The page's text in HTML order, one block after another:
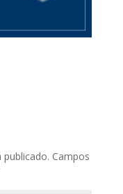
publicado. Campos